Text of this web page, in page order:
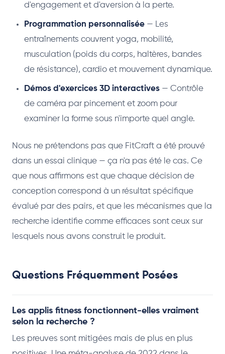
d'engagement et d'aversion à la perte.
Programmation personnalisée — Les
entraînements couvrent yoga, mobilité,
musculation (poids du corps, haltères, bandes
de résistance), cardio et mouvement dynamique.
Démos d'exercices 3D interactives — Contrôle
de caméra par pincement et zoom pour
examiner la forme sous n'importe quel angle.
Nous ne prétendons pas que FitCraft a été prouvé
dans un essai clinique — ça n'a pas été le cas. Ce
que nous affirmons est que chaque décision de
conception correspond à un résultat spécifique
évalué par des pairs, et que les mécanismes que la
recherche identifie comme efficaces sont ceux sur
lesquels nous avons construit le produit.
Questions Fréquemment Posées
Les applis fitness fonctionnent-elles vraiment
selon la recherche ?
Les preuves sont mitigées mais de plus en plus